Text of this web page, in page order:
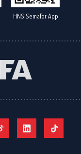
HNS Semafor App